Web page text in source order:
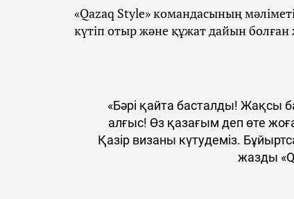
«Qazaq Style» командасының
күтіп отыр және құжат дайын
«Бәрі қайта басталды! Жақсы
алғыс! Өз қазағым деп өте
Қазір визаны күтудеміз.
жазды